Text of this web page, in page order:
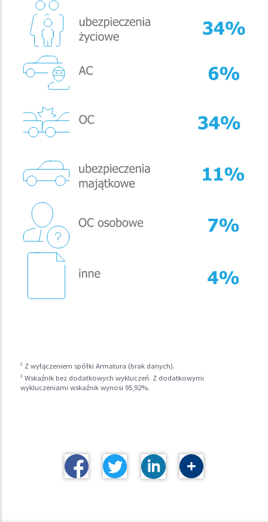
2 Z wyłączeniem spółki Armatura (brak danych).
3 Wskaźnik bez dodatkowych wykluczeń. Z dodatkowymi
wykluczeniami wskaźnik wynosi 95,92%.